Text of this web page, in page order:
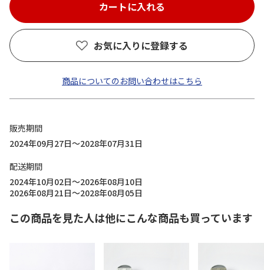
お気に入りに登録する
商品についてのお問い合わせはこちら
販売期間
2024年09月27日～2028年07月31日
配送期間
2024年10月02日～2026年08月10日
2026年08月21日～2028年08月05日
この商品を見た人は他にこんな商品も買っています